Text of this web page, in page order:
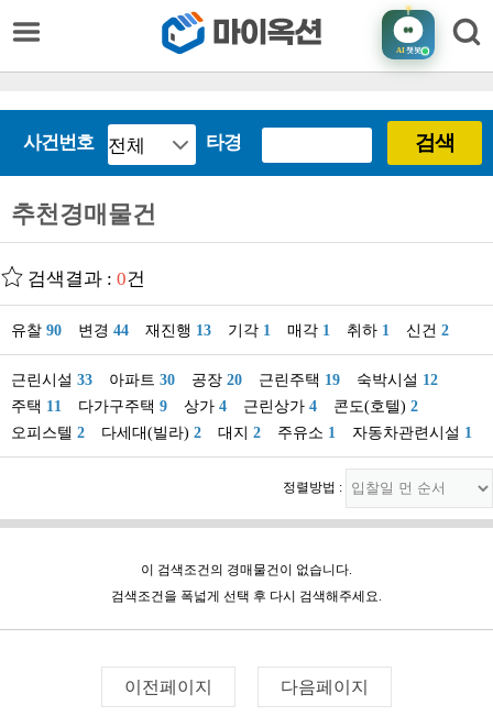
AI챗봇
사건번호 타경 검색
추천경매물건
검색결과 : 0건
유찰 90 변경 44 재진행 13 기각 1 매각 1 취하 1 신건 2
근린시설 33 아파트 30 공장 20 근린주택 19 숙박시설 12
주택 11 다가구주택 9 상가 4 근린상가 4 콘도(호텔) 2
오피스텔 2 다세대(빌라) 2 대지 2 주유소 1 자동차관련시설 1
정렬방법 :
이 검색조건의 경매물건이 없습니다.
검색조건을 폭넓게 선택 후 다시 검색해주세요.
이전페이지 다음페이지